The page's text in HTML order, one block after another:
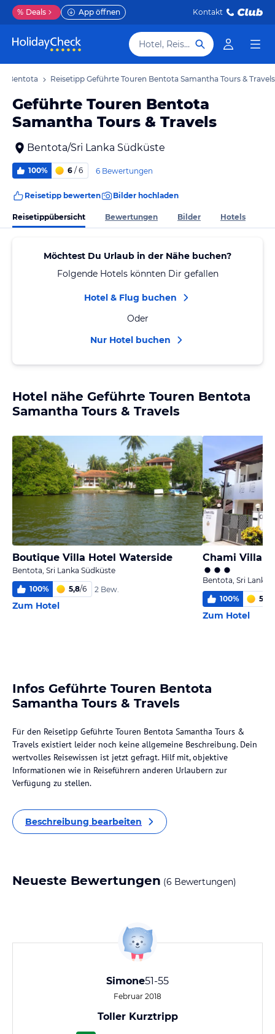
% Deals App öffnen Kontakt
Hotel, Reiseziel
Bentota Reisetipp Geführte Touren Bentota Samantha Tours & Travels
Geführte Touren Bentota
Samantha Tours & Travels
Bentota/Sri Lanka Südküste
100% 6 / 6 6 Bewertungen
Reisetipp bewerten Bilder hochladen
Reisetippübersicht Bewertungen Bilder Hotels
Möchtest Du Urlaub in der Nähe buchen?
Folgende Hotels könnten Dir gefallen
Hotel & Flug buchen
Oder
Nur Hotel buchen
Hotel nähe Geführte Touren Bentota
Samantha Tours & Travels
Boutique Villa Hotel Waterside
Bentota, Sri Lanka Südküste
100% 5,8/6 2 Bew.
Zum Hotel
Chami Villa
Bentota, Sri Lanka
100% 5,7
Zum Hotel
Infos Geführte Touren Bentota
Samantha Tours & Travels
Für den Reisetipp Geführte Touren Bentota Samantha Tours &
Travels existiert leider noch keine allgemeine Beschreibung. Dein
wertvolles Reisewissen ist jetzt gefragt. Hilf mit, objektive
Informationen wie in Reiseführern anderen Urlaubern zur
Verfügung zu stellen.
Beschreibung bearbeiten
Neueste Bewertungen (6 Bewertungen)
Simone51-55
Februar 2018
Toller Kurztripp